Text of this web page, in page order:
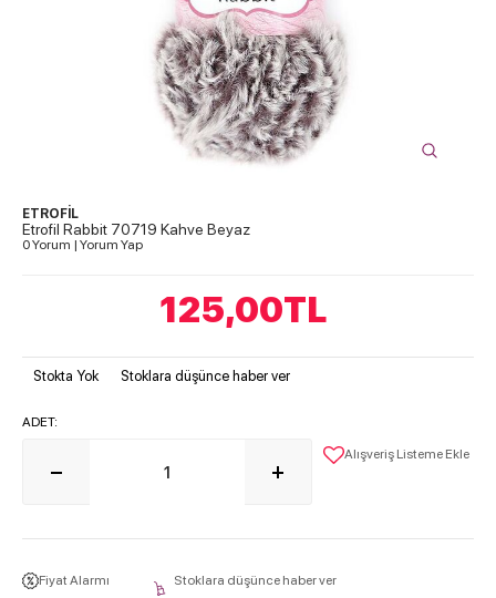
ETROFİL
Etrofil Rabbit 70719 Kahve Beyaz
0 Yorum | Yorum Yap
125,00TL
Stokta Yok Stoklara düşünce haber ver
ADET:
Alışveriş Listeme Ekle
Fiyat Alarmı Stoklara düşünce haber ver